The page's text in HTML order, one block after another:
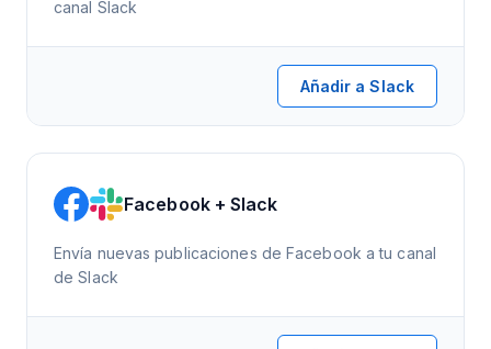
canal Slack
Añadir a Slack
Facebook + Slack
Envía nuevas publicaciones de Facebook a tu canal
de Slack